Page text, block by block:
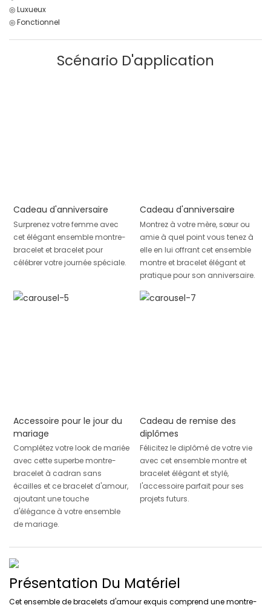
◎ Luxueux
◎ Fonctionnel
Scénario D'application
Cadeau d'anniversaire
Surprenez votre femme avec
cet élégant ensemble montre-
bracelet et bracelet pour
célébrer votre journée spéciale.
Cadeau d'anniversaire
Montrez à votre mère, sœur ou
amie à quel point vous tenez à
elle en lui offrant cet ensemble
montre et bracelet élégant et
pratique pour son anniversaire.
Accessoire pour le jour du
mariage
Complétez votre look de mariée
avec cette superbe montre-
bracelet à cadran sans
écailles et ce bracelet d'amour,
ajoutant une touche
d'élégance à votre ensemble
de mariage.
Cadeau de remise des
diplômes
Félicitez le diplômé de votre vie
avec cet ensemble montre et
bracelet élégant et stylé,
l'accessoire parfait pour ses
projets futurs.
Présentation Du Matériel
Cet ensemble de bracelets d'amour exquis comprend une montre-